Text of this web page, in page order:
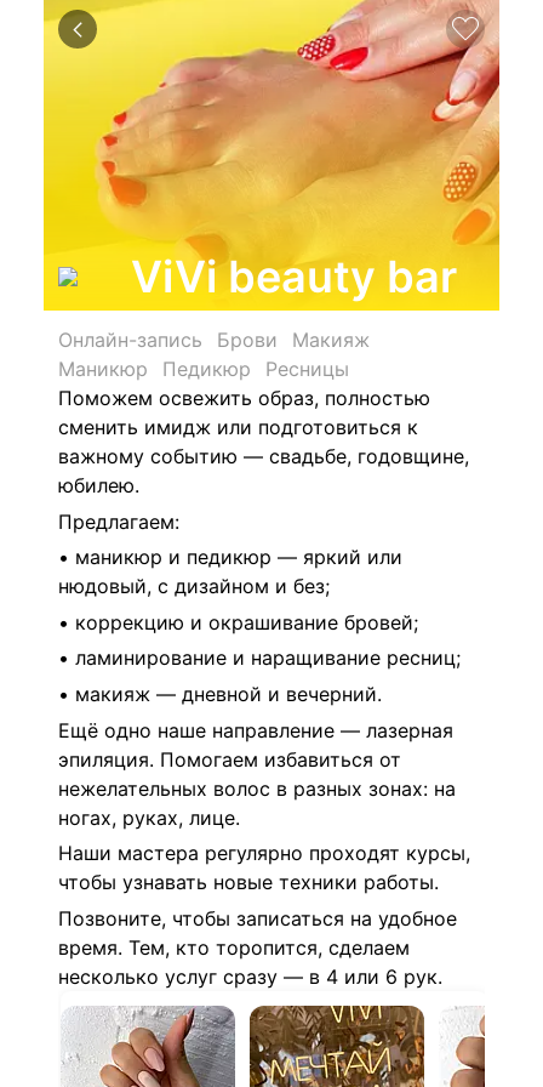
ViVi beauty bar
Онлайн-запись Брови
Макияж
Маникюр
Педикюр
Ресницы
Поможем освежить образ, полностью
сменить имидж или подготовиться к
важному событию — свадьбе, годовщине,
юбилею.
Предлагаем:
• маникюр и педикюр — яркий или
нюдовый, с дизайном и без;
• коррекцию и окрашивание бровей;
• ламинирование и наращивание ресниц;
• макияж — дневной и вечерний.
Ещё одно наше направление — лазерная
эпиляция. Помогаем избавиться от
нежелательных волос в разных зонах: на
ногах, руках, лице.
Наши мастера регулярно проходят курсы,
чтобы узнавать новые техники работы.
Позвоните, чтобы записаться на удобное
время. Тем, кто торопится, сделаем
несколько услуг сразу — в 4 или 6 рук.